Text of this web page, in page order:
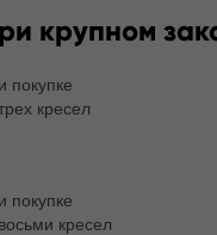
крупном
покупке
кресел
покупке
кресел